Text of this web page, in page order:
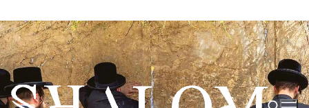
Hyppää
sisältöön